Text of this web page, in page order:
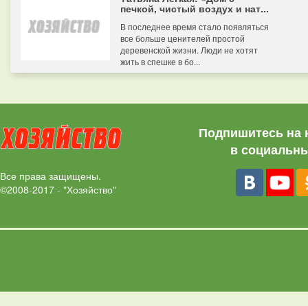
печкой, чистый воздух и нат...
В последнее время стало появляться
все больше ценителей простой
деревенской жизни. Люди не хотят
жить в спешке в бо...
Все права защищены.
©2008-2017 - "Хозяйство"
Подпишитесь на
в